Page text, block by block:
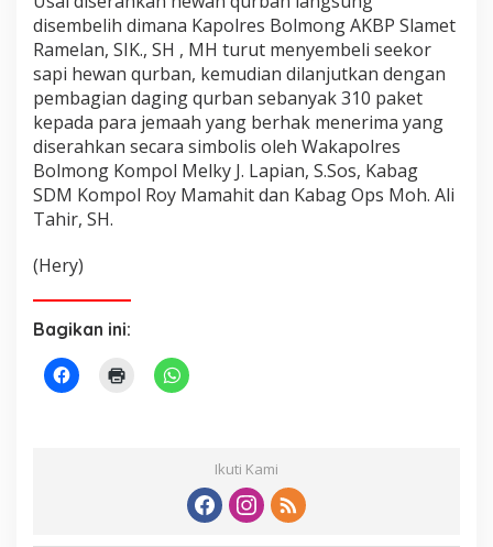
disembelih dimana Kapolres Bolmong AKBP Slamet
Ramelan, SIK., SH , MH turut menyembeli seekor
sapi hewan qurban, kemudian dilanjutkan dengan
pembagian daging qurban sebanyak 310 paket
kepada para jemaah yang berhak menerima yang
diserahkan secara simbolis oleh Wakapolres
Bolmong Kompol Melky J. Lapian, S.Sos, Kabag
SDM Kompol Roy Mamahit dan Kabag Ops Moh. Ali
Tahir, SH.
(Hery)
Bagikan ini:
Ikuti Kami